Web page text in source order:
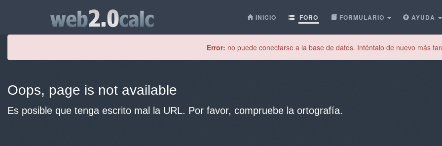
INICIO FORO FORMULARIO AYUDA
Error: no puede conectarse a la base de datos. Inténtalo de nuevo más
Oops, page is not available
Es posible que tenga escrito mal la URL. Por favor, compruebe la ortografía.